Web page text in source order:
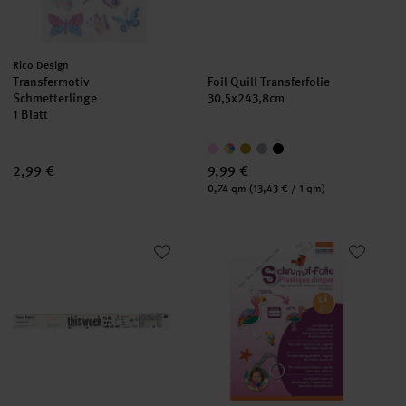
Hersteller:
Rico Design
Transfermotiv
Schmetterlinge
1 Blatt
2,99 €
Foil Quill Transferfolie
30,5x243,8cm
9,99 €
Inhalt:
0,74 qm (13,43 € / 1 qm)
Paper Poetry Whiteboardfolie weiß 200x45cm mit 5
Schrumpffolie transparent A5